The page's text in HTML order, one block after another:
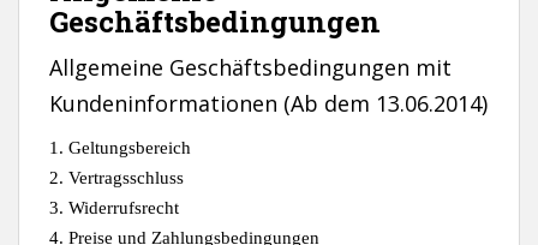
Geschäftsbedingungen
Allgemeine Geschäftsbedingungen mit
Kundeninformationen (Ab dem 13.06.2014)
1. Geltungsbereich
2. Vertragsschluss
3. Widerrufsrecht
4. Preise und Zahlungsbedingungen